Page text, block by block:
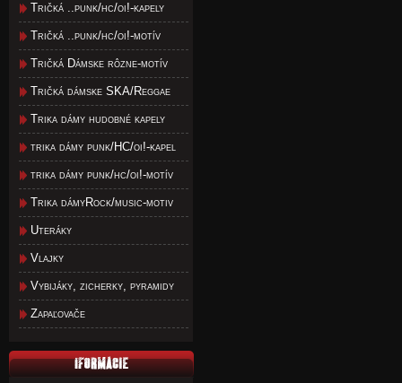
Tričká ..punk/hc/oi!-kapely
Tričká ..punk/hc/oi!-motív
Tričká Dámske rôzne-motív
Tričká dámske SKA/Reggae
Trika dámy hudobné kapely
trika dámy punk/HC/oi!-kapel
trika dámy punk/hc/oi!-motív
Trika dámyRock/music-motiv
Uteráky
Vlajky
Vybijáky, zicherky, pyramidy
Zapaľovače